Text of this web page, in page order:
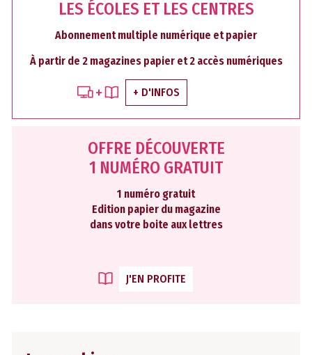
LES ÉCOLES ET LES CENTRES
Abonnement multiple numérique et papier
À partir de 2 magazines papier et 2 accès numériques
+ D'INFOS
OFFRE DÉCOUVERTE
1 NUMÉRO GRATUIT
1 numéro gratuit
Edition papier du magazine
dans votre boite aux lettres
J'EN PROFITE